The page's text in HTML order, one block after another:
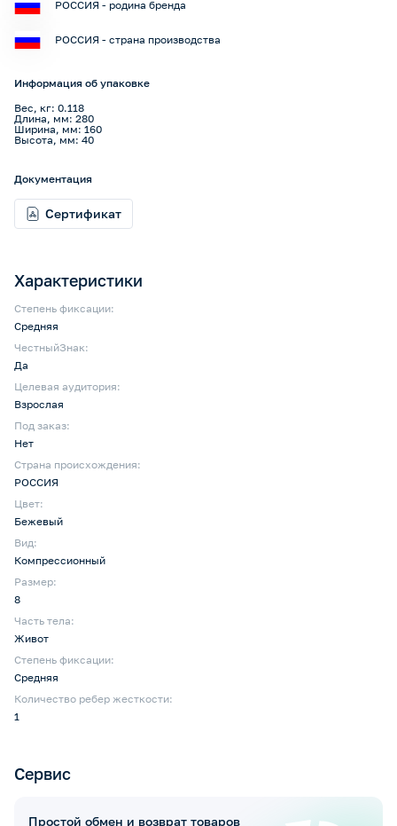
Характеристики
Степень фиксации:
Средняя
ЧестныйЗнак:
Да
Целевая аудитория:
Взрослая
Под заказ:
Нет
Страна происхождения:
РОССИЯ
Цвет:
Бежевый
Вид:
Компрессионный
Размер:
8
Часть тела:
Живот
Степень фиксации:
Средняя
Количество ребер жесткости:
1
РОССИЯ - родина бренда
РОССИЯ - страна производства
Информация об упаковке
Вес, кг: 0.118
Длина, мм: 280
Ширина, мм: 160
Высота, мм: 40
Документация
Сертификат
Сервис
Простой обмен и возврат товаров